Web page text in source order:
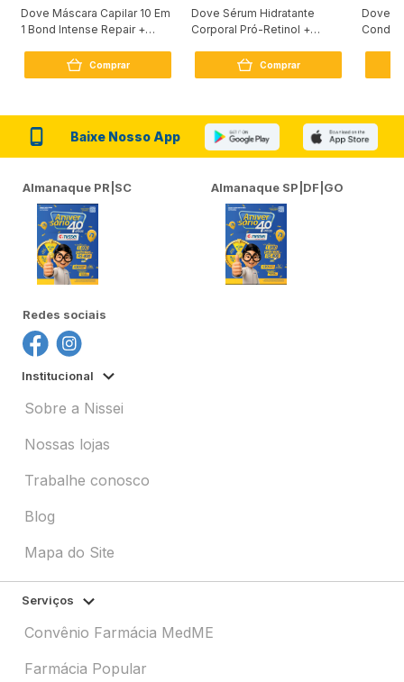
Dove Máscara Capilar 10 Em
1 Bond Intense Repair +
Comprar
Dove Sérum Hidratante
Corporal Pró-Retinol +
Comprar
Dove
Baixe Nosso App
Almanaque PR|SC Almanaque SP|DF|GO
Redes sociais
Institucional
Sobre a Nissei
Nossas lojas
Trabalhe conosco
Blog
Mapa do Site
Serviços
Convênio Farmácia MedME
Farmácia Popular